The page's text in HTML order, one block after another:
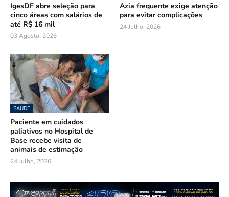
IgesDF abre seleção para
cinco áreas com salários de
até R$ 16 mil
03 Agosto, 2026
Azia frequente exige atenção
para evitar complicações
24 Julho, 2026
SAÚDE
Paciente em cuidados
paliativos no Hospital de
Base recebe visita de
animais de estimação
24 Julho, 2026